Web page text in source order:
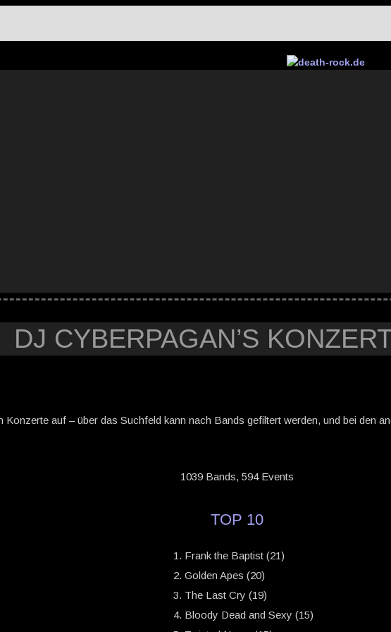
DJ CYBERPAGAN’S
Konzerte auf – über das Suchfeld kann nach Bands gefiltert werden, und bei den
1039 Bands, 594 Events
TOP 10
Frank the Baptist (21)
Golden Apes (20)
The Last Cry (19)
Bloody Dead and Sexy (15)